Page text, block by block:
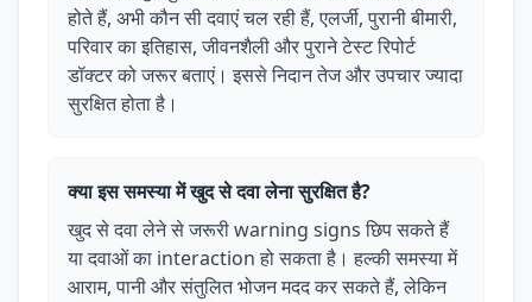
होते हैं, अभी कौन सी दवाएं चल रही हैं, एलर्जी, पुरानी बीमारी,
परिवार का इतिहास, जीवनशैली और पुराने टेस्ट रिपोर्ट
डॉक्टर को जरूर बताएं। इससे निदान तेज और उपचार ज्यादा
सुरक्षित होता है।
क्या इस समस्या में खुद से दवा लेना सुरक्षित है?
खुद से दवा लेने से जरूरी warning signs छिप सकते हैं
या दवाओं का interaction हो सकता है। हल्की समस्या में
आराम, पानी और संतुलित भोजन मदद कर सकते हैं, लेकिन